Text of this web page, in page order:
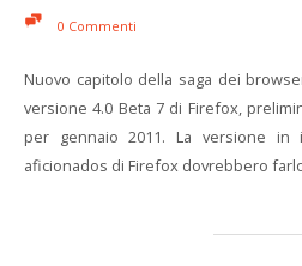
0 Commenti
Nuovo capitolo della saga dei
versione 4.0 Beta 7 di Firefox,
per gennaio 2011. La versione
aficionados di Firefox dovrebbero